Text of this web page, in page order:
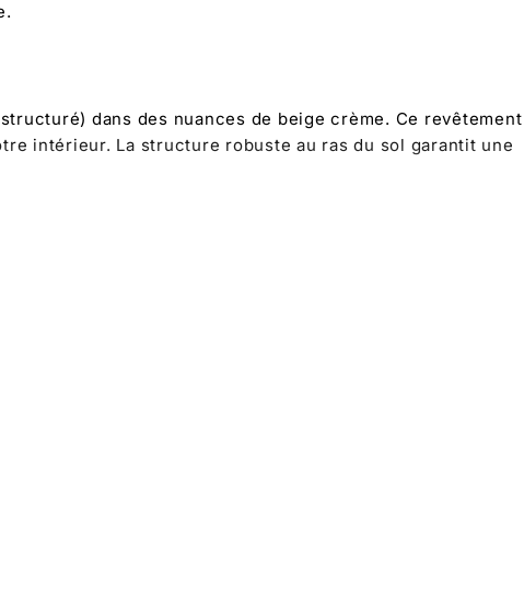
dans des nuances de beige crème. Ce revêtement
intérieur. La structure robuste au ras du sol garantit une